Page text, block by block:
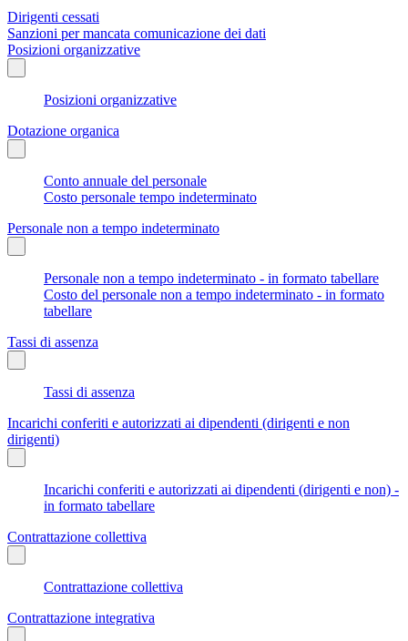
Dirigenti cessati
Sanzioni per mancata comunicazione dei dati
Posizioni organizzative
Posizioni organizzative
Dotazione organica
Conto annuale del personale
Costo personale tempo indeterminato
Personale non a tempo indeterminato
Personale non a tempo indeterminato - in formato tabellare
Costo del personale non a tempo indeterminato - in formato
tabellare
Tassi di assenza
Tassi di assenza
Incarichi conferiti e autorizzati ai dipendenti (dirigenti e non
dirigenti)
Incarichi conferiti e autorizzati ai dipendenti (dirigenti e non) -
in formato tabellare
Contrattazione collettiva
Contrattazione collettiva
Contrattazione integrativa